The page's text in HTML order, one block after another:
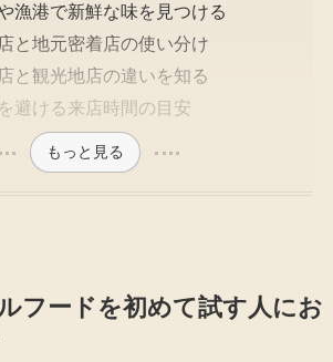
漁港で新鮮な味を見つける
と地元密着店の使い分け
と観光地店の違いを知る
避ける来店時間の目安
もっと見る
フードを初めて試す人にお